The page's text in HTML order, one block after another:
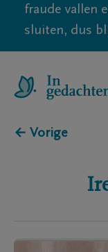
fraude vallen
sluiten, dus
← Vorige